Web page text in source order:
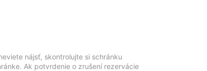
nájsť, skontrolujte si schránku
Ak potvrdenie o zrušení rezervácie